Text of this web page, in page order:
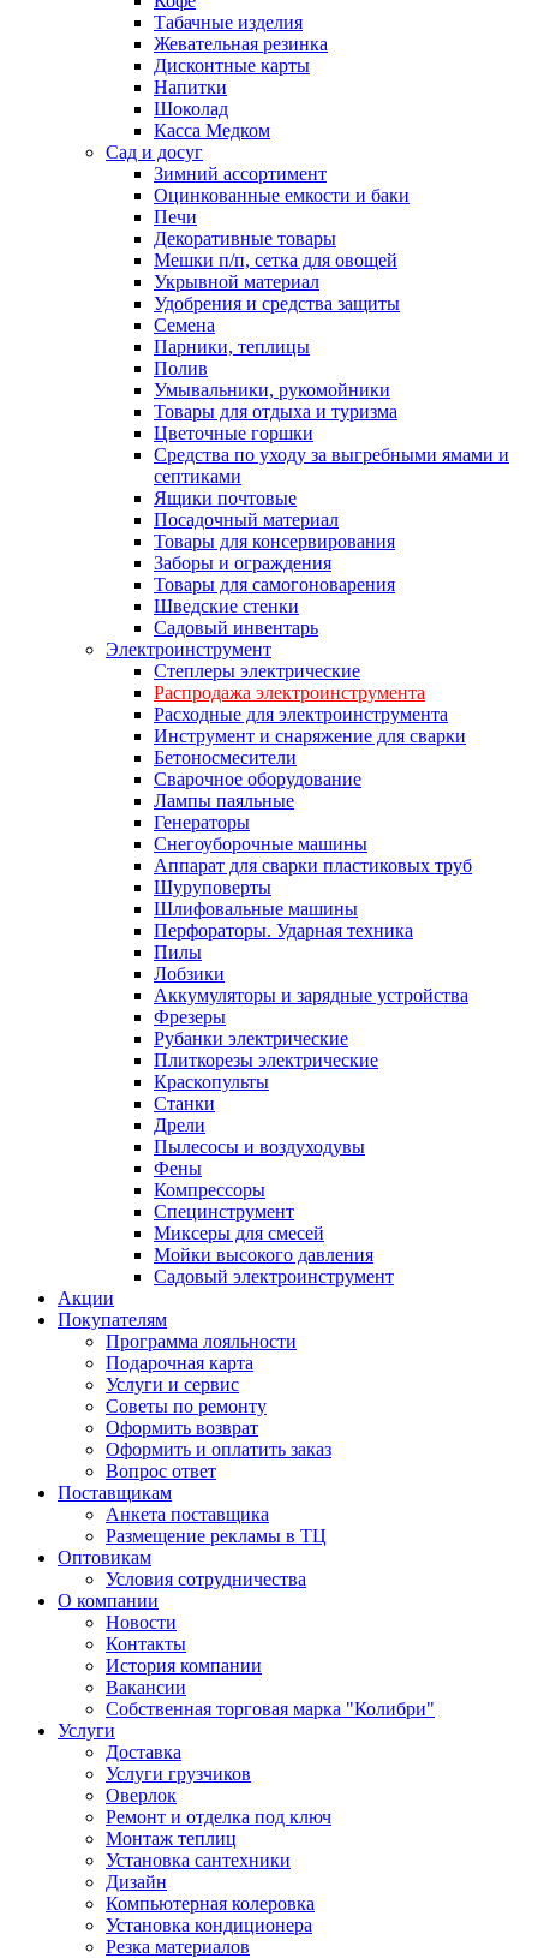
Табачные изделия
Жевательная резинка
Дисконтные карты
Напитки
Шоколад
Касса Медком
Сад и досуг
Зимний ассортимент
Оцинкованные емкости и баки
Печи
Декоративные товары
Мешки п/п, сетка для овощей
Укрывной материал
Удобрения и средства защиты
Семена
Парники, теплицы
Полив
Умывальники, рукомойники
Товары для отдыха и туризма
Цветочные горшки
Средства по уходу за выгребными ямами и
септиками
Ящики почтовые
Посадочный материал
Товары для консервирования
Заборы и ограждения
Товары для самогоноварения
Шведские стенки
Садовый инвентарь
Электроинструмент
Степлеры электрические
Распродажа электроинструмента
Расходные для электроинструмента
Инструмент и снаряжение для сварки
Бетоносмесители
Сварочное оборудование
Лампы паяльные
Генераторы
Снегоуборочные машины
Аппарат для сварки пластиковых труб
Шуруповерты
Шлифовальные машины
Перфораторы. Ударная техника
Пилы
Лобзики
Аккумуляторы и зарядные устройства
Фрезеры
Рубанки электрические
Плиткорезы электрические
Краскопульты
Станки
Дрели
Пылесосы и воздуходувы
Фены
Компрессоры
Специнструмент
Миксеры для смесей
Мойки высокого давления
Садовый электроинструмент
Акции
Покупателям
Программа лояльности
Подарочная карта
Услуги и сервис
Советы по ремонту
Оформить возврат
Оформить и оплатить заказ
Вопрос ответ
Поставщикам
Анкета поставщика
Размещение рекламы в ТЦ
Оптовикам
Условия сотрудничества
О компании
Новости
Контакты
История компании
Вакансии
Собственная торговая марка "Колибри"
Услуги
Доставка
Услуги грузчиков
Оверлок
Ремонт и отделка под ключ
Монтаж теплиц
Установка сантехники
Дизайн
Компьютерная колеровка
Установка кондиционера
Резка материалов